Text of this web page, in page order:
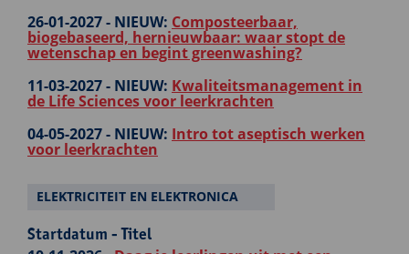
26-01-2027 - NIEUW: Composteerbaar,
biogebaseerd, hernieuwbaar: waar stopt de
wetenschap en begint greenwashing?
11-03-2027 - NIEUW: Kwaliteitsmanagement in
de Life Sciences voor leerkrachten
04-05-2027 - NIEUW: Intro tot aseptisch werken
voor leerkrachten
ELEKTRICITEIT EN ELEKTRONICA
Startdatum - Titel